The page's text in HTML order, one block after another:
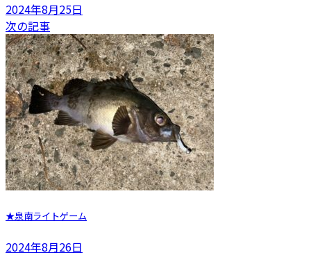
2024年8月25日
次の記事
★泉南ライトゲーム
2024年8月26日